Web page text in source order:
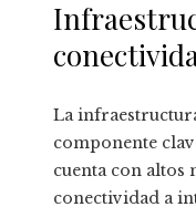
La
componente
cuenta con altos
conectividad a